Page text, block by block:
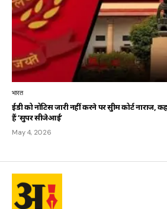
भारत
ईडी को नोटिस जारी नहीं करने पर सुप्रीम कोर्ट
हैं ‘सुपर सीजेआई’
May 4, 2026